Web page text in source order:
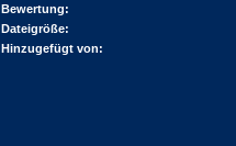
Bewertung:
Dateigröße:
Hinzugefügt von: